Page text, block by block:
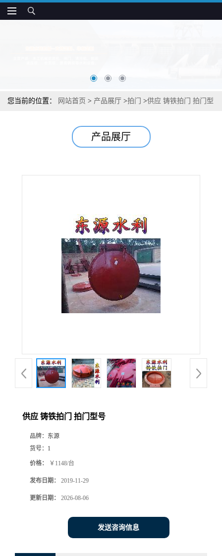
您当前的位置： 网站首页 > 产品展厅 >拍门 >供应 铸铁拍门 拍门型
产品展厅
供应 铸铁拍门 拍门型号
品牌： 东源
货号： 1
价格： ￥1148/台
发布日期： 2019-11-29
更新日期： 2026-08-06
发送咨询信息